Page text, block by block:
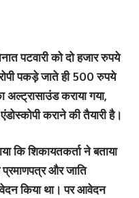
पटवारी को दो हजार रुपये
पकड़े जाते ही 500 रुपये
कराया गया,
कराने की तैयारी है।
कि शिकायतकर्ता ने बताया
और जाति
किया था। पर आवेदन